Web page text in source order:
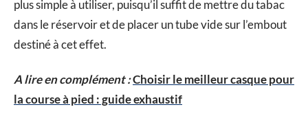
plus simple à utiliser, puisqu’il suffit de mettre du tabac
dans le réservoir et de placer un tube vide sur l’embout
destiné à cet effet.
A lire en complément :Choisir le meilleur casque pour
la course à pied : guide exhaustif